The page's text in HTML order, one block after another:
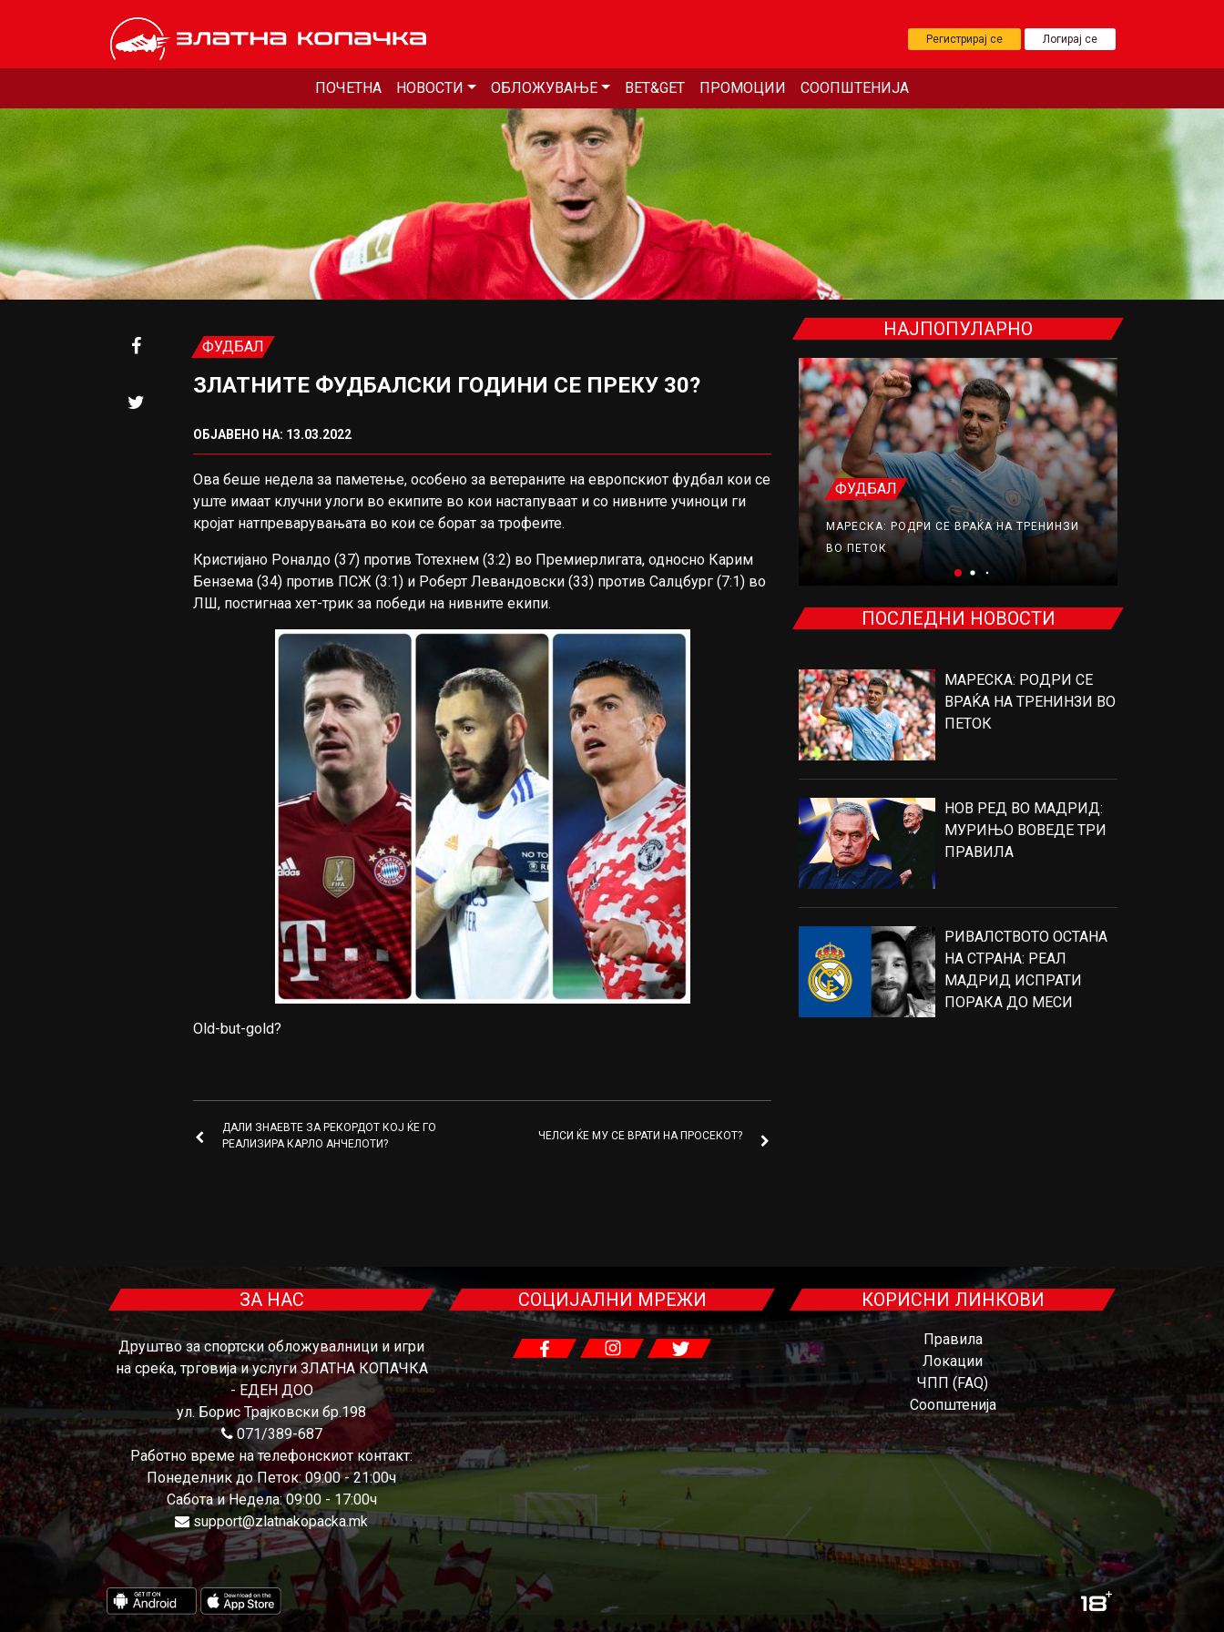
Регистрирај се Логирај се
ПОЧЕТНА НОВОСТИ ОБЛОЖУВАЊЕ BET&GET ПРОМОЦИИ СООПШТЕНИЈА
ФУДБАЛ
ЗЛАТНИТЕ ФУДБАЛСКИ ГОДИНИ СЕ ПРЕКУ 30?
ОБЈАВЕНО НА: 13.03.2022
Ова беше недела за паметење, особено за ветераните на европскиот фудбал кои се
уште имаат клучни улоги во екипите во кои настапуваат и со нивните учиноци ги
кројат натпреварувањата во кои се борат за трофеите.
Кристијано Роналдо (37) против Тотехнем (3:2) во Премиерлигата, односно Карим
Бензема (34) против ПСЖ (3:1) и Роберт Левандовски (33) против Салцбург (7:1) во
ЛШ, постигнаа хет-трик за победи на нивните екипи.
Old-but-gold?
ДАЛИ ЗНАЕВТЕ ЗА РЕКОРДОТ КОЈ ЌЕ ГО
РЕАЛИЗИРА КАРЛО АНЧЕЛОТИ?
ЧЕЛСИ ЌЕ МУ СЕ ВРАТИ НА ПРОСЕКОТ?
НАЈПОПУЛАРНО
ФУДБАЛ
РИВАЛСТВОТО ОСТАНА НА СТРАНА: РЕАЛ
ФУДБАЛ
МАРЕСКА: РОДРИ СЕ ВРАЌА НА ТРЕНИНЗИ
ВО ПЕТОК
ПОСЛЕДНИ НОВОСТИ
МАРЕСКА: РОДРИ СЕ
ВРАЌА НА ТРЕНИНЗИ ВО
ПЕТОК
НОВ РЕД ВО МАДРИД:
МУРИЊО ВОВЕДЕ ТРИ
ПРАВИЛА
РИВАЛСТВОТО ОСТАНА
НА СТРАНА: РЕАЛ
МАДРИД ИСПРАТИ
ПОРАКА ДО МЕСИ
ЗА НАС
Друштво за спортски обложувалници и игри
на среќа, трговија и услуги ЗЛАТНА КОПАЧКА
- ЕДЕН ДОО
ул. Борис Трајковски бр.198
071/389-687
Работно време на телефонскиот контакт:
Понеделник до Петок: 09:00 - 21:00ч
Сабота и Недела: 09:00 - 17:00ч
support@zlatnakopacka.mk
СОЦИЈАЛНИ МРЕЖИ КОРИСНИ ЛИНКОВИ
Правила
Локации
ЧПП (FAQ)
Соопштенија